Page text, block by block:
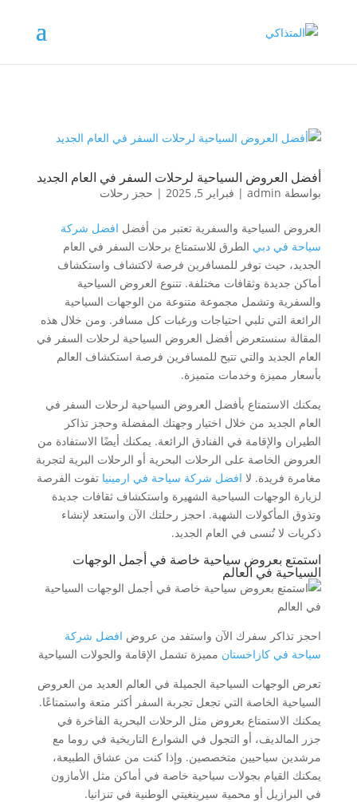
أفضل العروض السياحية لرحلات السفر في العام الجديد
بواسطة admin
| فبراير 5, 2025 | حجز رحلات
العروض السياحية والسفرية تعتبر من أفضل افضل شركة
سياحة في دبي الطرق للاستمتاع برحلات السفر في العام
الجديد، حيث توفر للمسافرين فرصة لاكتشاف واستكشاف
أماكن جديدة وثقافات مختلفة. تتنوع العروض السياحية
والسفرية وتشمل مجموعة متنوعة من الوجهات السياحية
الرائعة التي تلبي احتياجات ورغبات كل مسافر. ومن خلال هذه
المقالة سنستعرض أفضل العروض السياحية لرحلات السفر في
العام الجديد والتي تتيح للمسافرين فرصة استكشاف العالم
بأسعار مميزة وخدمات متميزة.
يمكنك الاستمتاع بأفضل العروض السياحية لرحلات السفر في
العام الجديد من خلال اختيار وجهتك المفضلة وحجز تذاكر
الطيران والإقامة في الفنادق الرائعة. يمكنك أيضًا الاستفادة من
العروض الخاصة على الرحلات البحرية أو الرحلات البرية لتجربة
مغامرة فريدة. لا افضل شركة سياحة في ارمينيا تفوت الفرصة
لزيارة الوجهات السياحية الشهيرة واستكشاف ثقافات جديدة
وتذوق المأكولات الشهية. احجز رحلتك الآن واستعد لإنشاء
ذكريات لا تُنسى في العام الجديد.
استمتع بعروض سياحية خاصة في أجمل الوجهات
السياحية في العالم
احجز تذاكر سفرك الآن واستفد من عروض افضل شركة
سياحة في كازاخستان مميزة تشمل الإقامة والجولات السياحية
تعرض الوجهات السياحية الجميلة في العالم العديد من العروض
السياحية الخاصة التي تجعل تجربة السفر أكثر متعة واستمتاعًا.
يمكنك الاستمتاع بعروض مثل الرحلات البحرية الفاخرة في
جزر المالديف، أو التجول في الشوارع التاريخية في روما مع
مرشدين سياحيين متخصصين. وإذا كنت من عشاق الطبيعة،
يمكنك القيام بجولات سياحية خاصة في أماكن مثل الأمازون
في البرازيل أو محمية سيرينغيتي الوطنية في تنزانيا.